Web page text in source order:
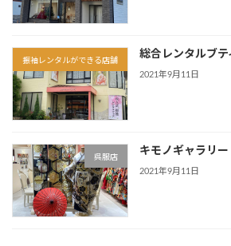
振袖レンタルができる店舗
総合レンタルブ
2021年9月11日
呉服店
キモノギャラリー
2021年9月11日